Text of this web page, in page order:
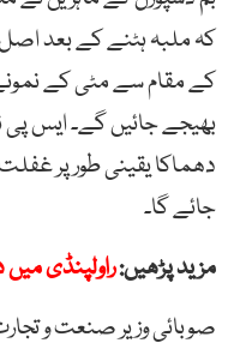
کہ ملبہ ہٹنے کے بعد
کے مقام سے مٹی کے
بھیجے جائیں گے۔ ایس پی
دھماکا یقینی طور پر
جائے گا۔
مزید پڑھیں:راولپنڈی
صوبائی وزیر صنعت و